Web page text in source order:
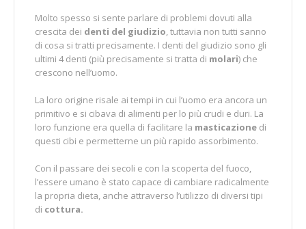
Molto spesso si sente parlare di problemi dovuti alla
crescita dei denti del giudizio, tuttavia non tutti sanno
di cosa si tratti precisamente. I denti del giudizio sono gli
ultimi 4 denti (più precisamente si tratta di molari) che
crescono nell’uomo.
La loro origine risale ai tempi in cui l’uomo era ancora un
primitivo e si cibava di alimenti per lo più crudi e duri. La
loro funzione era quella di facilitare la masticazione di
questi cibi e permetterne un più rapido assorbimento.
Con il passare dei secoli e con la scoperta del fuoco,
l’essere umano è stato capace di cambiare radicalmente
la propria dieta, anche attraverso l’utilizzo di diversi tipi
di cottura.